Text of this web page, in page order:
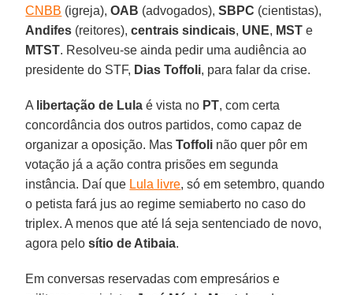
CNBB (igreja),OAB (advogados),SBPC (cientistas),
Andifes (reitores),centrais sindicais, UNE, MST e
MTST. Resolveu-se ainda pedir uma audiência ao
presidente do STF, Dias Toffoli, para falar da crise.
A libertação de Lula é vista no PT, com certa
concordância dos outros partidos, como capaz de
organizar a oposição. MasToffoli não quer pôr em
votação já a ação contra prisões em segunda
instância. Daí que Lula livre, só em setembro, quando
o petista fará jus ao regime semiaberto no caso do
triplex. A menos que até lá seja sentenciado de novo,
agora pelosítio de Atibaia.
Em conversas reservadas com empresários e